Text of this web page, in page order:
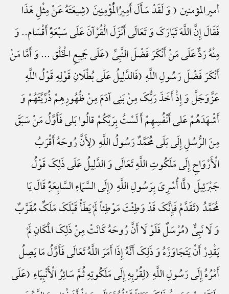
أمیرالمؤمنین ( وَ لَقَدْ سَأَلَ أَمِیرُالْمُؤْمِنِینَ (شِیعَتَهُ عَنْ مِثْلِ هَذَا
فَقَالَ إِنَّ اللَّهَ تَبَارَکَ وَ تَعَالَی أَنْزَلَ الْقُرْآنَ عَلَی سَبْعَهًِْ أَقْسَام.. وَ
مِنْهُ رَدٌّ عَلَی مَنْ أَنْکَرَ فَضْلَ النَّبِیِّ (عَلَی جَمِیعِ الْخَلْق ... وَ أَمَّا مَنْ
أَنْکَرَ فَضْلَ رَسُولِ اللَّهِ (فَالدَّلِیلُ عَلَی بُطْلَانِ قَوْلِهِ قَوْلُ اللَّهِ
عَزَّوَجَلَّ وَ إِذْ أَخَذَ رَبُّکَ مِنْ بَنِی آدَمَ مِنْ ظُهُورِهِمْ ذُرِّیَّتَهُمْ وَ
أَشْهَدَهُمْ عَلی أَنْفُسِهِمْ أَ لَسْتُ بِرَبِّکُمْ قالُوا بَلی فَأَوَّلُ مَنْ سَبَقَ
مِنَ الرُّسُلِ إِلَی بَلَی مُحَمَّدٌ رَسُولُ اللَّهِ (لِأَنَّ رُوحَهُ أَقْرَبُ
الْأَرْوَاحِ إِلَی مَلَکُوتِ اللَّهِ تَعَالَی وَ الدَّلِیلُ عَلَی ذَلِکَ قَوْلُ
جَبْرَئِیلَ (لَمَّا أُسْرِیَ بِرَسُولِ اللَّهِ (إِلَی السَّمَاءِ السَّابِعَهًِْ قَالَ یَا
مُحَمَّدُ (تَقَدَّمْ فَإِنَّکَ قَدْ وَطِئْتَ مَوْطِئاً لَمْ یَطَأْ قَبْلَکَ مَلَکٌ مُقَرَّبٌ
وَ لَا نَبِیٌّ (مُرْسَلٌ فَلَوْ لَا أَنَّ رُوحَهُ کَانَتْ مِنْ ذَلِکَ الْمَکَانِ لَمْ
یَقْدِرْ أَنْ یَتَجَاوَزَهُ وَ ذَلِکَ أَنَّهُ إِذَا أَمَرَ اللَّهُ تَعَالَی فَأَوَّلُ مَا یَصِلُ
أَمْرُهُ إِلَی رَسُولِ اللَّهِ (لِقُرْبِهِ إِلَی مَلَکُوتِهِ ثُمَّ سَائِرُ الْأَنْبِیَاءِ (عَلَی